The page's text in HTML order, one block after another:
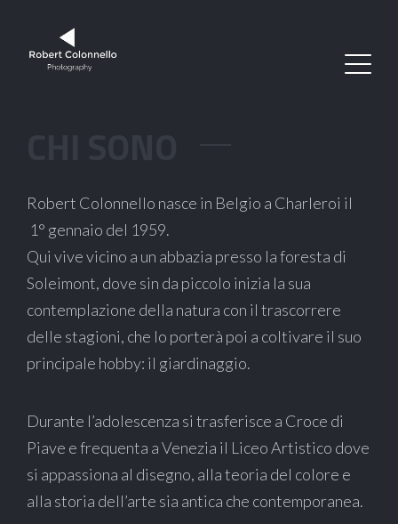
Robert Colonnello nasce in Belgio a Charleroi il
1° gennaio del 1959.
Qui vive vicino a un abbazia presso la foresta di
Soleimont, dove sin da piccolo inizia la sua
contemplazione della natura con il trascorrere
delle stagioni, che lo porterà poi a coltivare il suo
principale hobby: il giardinaggio.
Durante l’adolescenza si trasferisce a Croce di
Piave e frequenta a Venezia il Liceo Artistico dove
si appassiona al disegno, alla teoria del colore e
alla storia dell’arte sia antica che contemporanea.